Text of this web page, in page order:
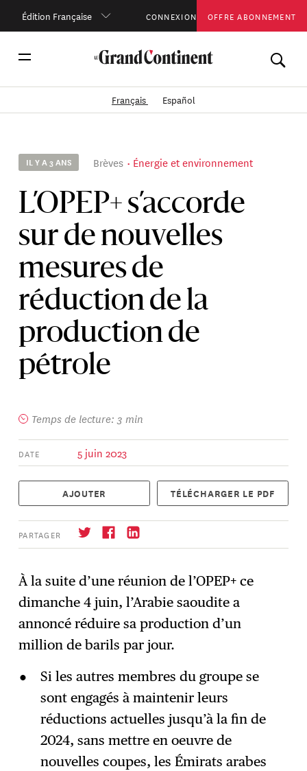
Édition Française CONNEXION OFFRE ABONNEMENT
Français Español
IL Y A 3 ANS Brèves Énergie et environnement
L’OPEP+ s’accorde
sur de nouvelles
mesures de
réduction de la
production de
pétrole
Temps de lecture: 3 min
DATE 5 juin 2023
AJOUTER TÉLÉCHARGER LE PDF
PARTAGER
→ S'abonner
À la suite d’une réunion de l’OPEP+ ce
dimanche 4 juin, l’Arabie saoudite a
annoncé réduire sa production d’un
million de barils par jour.
Si les autres membres du groupe se
sont engagés à maintenir leurs
réductions actuelles jusqu’à la fin de
2024, sans mettre en oeuvre de
nouvelles coupes, les Émirats arabes